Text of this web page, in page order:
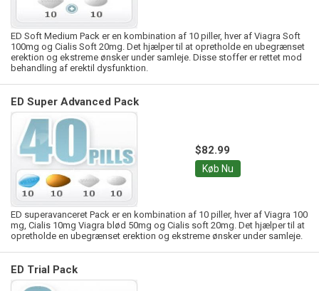
ED Soft Medium Pack er en kombination af 10 piller, hver af Viagra Soft
100mg og Cialis Soft 20mg. Det hjælper til at opretholde en ubegrænset
erektion og ekstreme ønsker under samleje. Disse stoffer er rettet mod
behandling af erektil dysfunktion.
ED Super Advanced Pack
$82.99
Køb Nu
ED superavanceret Pack er en kombination af 10 piller, hver af Viagra 100
mg, Cialis 10mg Viagra blød 50mg og Cialis soft 20mg. Det hjælper til at
opretholde en ubegrænset erektion og ekstreme ønsker under samleje.
ED Trial Pack